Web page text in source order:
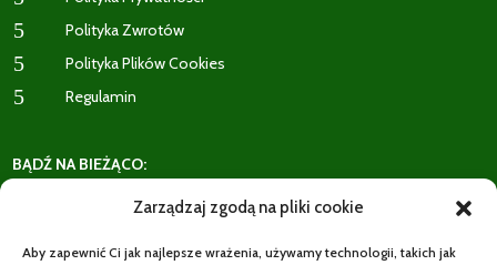
Zarządzaj zgodą na pliki cookie
Aby zapewnić Ci jak najlepsze wrażenia, używamy technologii, takich jak
5 Polityka Zwrotów
5 Polityka Plików Cookies
5 Regulamin
BĄDŹ NA BIEŻĄCO: